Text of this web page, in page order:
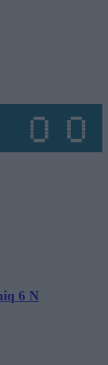
6 N